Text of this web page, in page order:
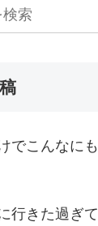
でこんなに
行きた過ぎ